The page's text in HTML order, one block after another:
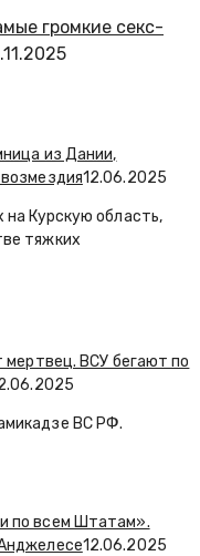
громкие секс-
из Дании,
12.06.2025
на Курскую область,
тяжких
мертвец. ВСУ бегают по
ВС РФ.
по всем Штатам».
12.06.2025